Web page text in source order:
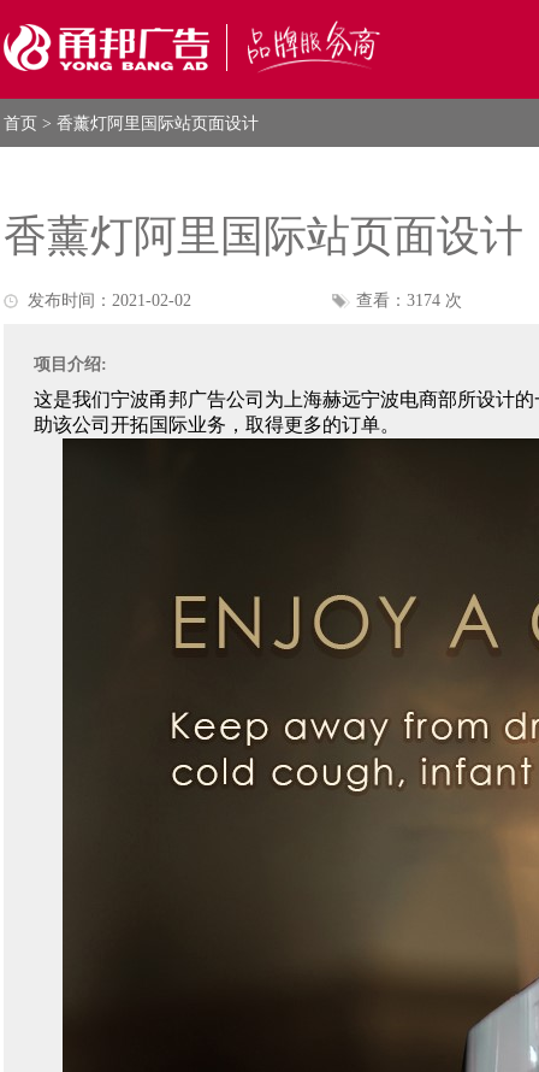
首页 > 香薰灯阿里国际站页面设计
香薰灯阿里国际站页面设计
发布时间：2021-02-02 查看：3174 次
项目介绍:
这是我们宁波甬邦广告公司 为上海赫远宁波电商部所设计
助该公司开拓国际业务，取得更多的订单。